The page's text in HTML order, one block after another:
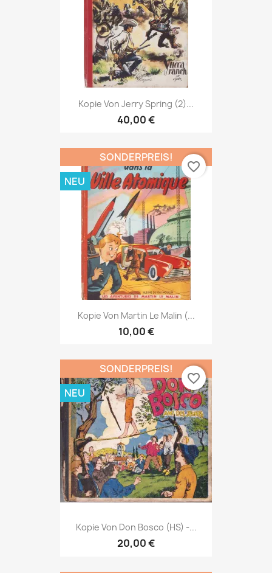
Kopie Von Jerry Spring (2)...
40,00 €
Kopie Von Martin Le Malin (...
10,00 €
SONDERPREIS!
NEU
favorite_border
Kopie Von Don Bosco (HS) -...
20,00 €
SONDERPREIS!
NEU
favorite_border